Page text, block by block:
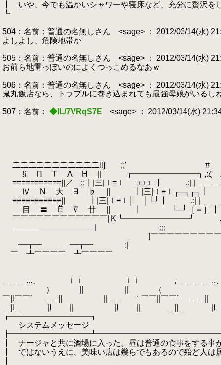
┃ いや、今でも温かいシャワーや寝床など、充分に贅沢
┗
504：名前：普通の名無しさん <sage> ： 2012/03/14(水)
よしよし、危険地帯か
505：名前：普通の名無しさん <sage> ： 2012/03/14(水)
お前ら地雷っぽいのによくつっこめるなあｗ
506：名前：普通の名無しさん <sage> ： 2012/03/14(水)
鬼丸飯店なら、トラブルに巻き込まれても最強母娘がいるし
507：名前： ◆IL/7VRqS7E <sage> ： 2012/03/14(水)
二二二二二二二二二二二ll] ;;' # |
§ П Т Λ Η || ┏━━━━━━━━┓,:ζ .:|
≡≡≡≡≡≡≡≡≡≡≡||／ ;;┃|三|ｌ≡ｌ □□□□┃ .:| |＿＿＿
Ⅳ Ν 大 ∃ ♭ || ┃|三|ｌ≡ｌ┌─┐┌┐┃ .:|
≡≡≡≡≡≡≡≡≡≡≡|| ┃|三|ｌ≡ｌ│ │└┘┃ .:| |＿＿＿
目 〓 Ё ∇ 廿 || ┃ └─┘［＝］┃ .:|
￣￣￣￣￣￣￣￣￣￣￣￣| Κ┗━━━━━━━━┛ .:| |
─────―――――――| ;;; ト .:|
|￣￣￣￣￣￣￣￣￣￣￣￣￣
━┳━ ━┳━ :| .:|
￣ ┻￣￣￣￣ ┻￣￣￣￣ .:| |
＿＿＿...、 ｉｉ ｉｉ ,
＿＿＿
） || || （ ） ||
￣|l￣￣´ ＿＿|| ||＿＿ ｀￣￣||￣￣´ ＿＿||
┏━━━━━━━━━━┓
システムメッセージ
┃ ナージャと共に酒場に入った。昼は普通の食事をする事
┃ ではないうえに、美味い店は幾らでもあるので殆ど人は